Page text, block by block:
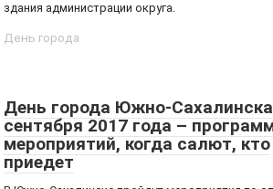
здания администрации округа.
День города
День города Южно-
сентября 2017 года –
мероприятий, когда салют, кто
приедет